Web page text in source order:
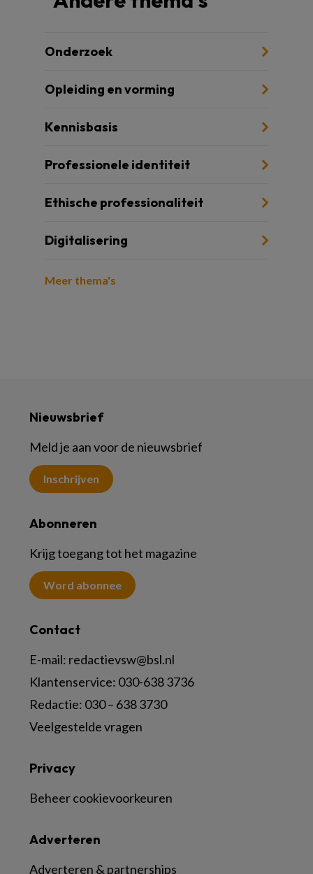
Onderzoek
Opleiding en vorming
Kennisbasis
Professionele identiteit
Ethische professionaliteit
Digitalisering
Meer thema's
Nieuwsbrief
Meld je aan voor de nieuwsbrief
Inschrijven
Abonneren
Krijg toegang tot het magazine
Word abonnee
Contact
E-mail: redactievsw@bsl.nl
Klantenservice: 030-638 3736
Redactie: 030 – 638 3730
Veelgestelde vragen
Adverteren
Adverteren & partnerships
Privacy
Beheer cookievoorkeuren